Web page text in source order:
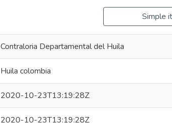
Simple
Contraloria Departamental del Huila
Huila colombia
2020-10-23T13:19:28Z
2020-10-23T13:19:28Z